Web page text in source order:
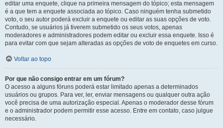
editar uma enquete, clique na primeira mensagem do tópico; esta mensagem
é a que tem a enquete associada ao tópico. Caso ninguém tenha submetido
voto, o seu autor poderá excluir a enquete ou editar as suas opções de voto.
Contudo, se usuários já tiverem submetido os seus votos, apenas
moderadores e administradores podem editar ou excluir essa enquete. Isso é
para evitar com que sejam alteradas as opções de voto de enquetes em curso.
Voltar ao topo
Por que não consigo entrar em um fórum?
O acesso a alguns fóruns poderá estar limitado apenas a determinados
usuários ou grupos. Para ver, ler, enviar mensagens ou qualquer outra ação
você precisa de uma autorização especial. Apenas o moderador desse fórum
e o administrador podem permitir esse acesso. Entre em contato, caso julgue
necessário.